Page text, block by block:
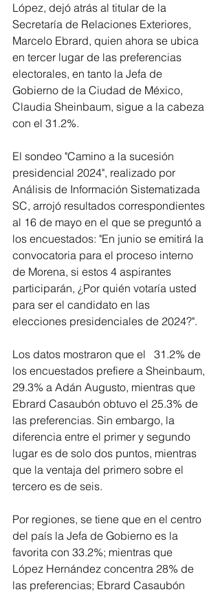
López, dejó atrás al titular de la
Secretaría de Relaciones Exteriores,
Marcelo Ebrard, quien ahora se ubica
en tercer lugar de las preferencias
electorales, en tanto la Jefa de
Gobierno de la Ciudad de México,
Claudia Sheinbaum, sigue a la cabeza
con el 31.2%.
El sondeo "Camino a la sucesión
presidencial 2024", realizado por
Análisis de Información Sistematizada
SC, arrojó resultados correspondientes
al 16 de mayo en el que se preguntó a
los encuestados: "En junio se emitirá la
convocatoria para el proceso interno
de Morena, si estos 4 aspirantes
participarán, ¿Por quién votaría usted
para ser el candidato en las
elecciones presidenciales de 2024?".
Los datos mostraron que el   31.2% de
los encuestados prefiere a Sheinbaum,
29.3% a Adán Augusto, mientras que
Ebrard Casaubón obtuvo el 25.3% de
las preferencias. Sin embargo, la
diferencia entre el primer y segundo
lugar es de solo dos puntos, mientras
que la ventaja del primero sobre el
tercero es de seis.
Por regiones, se tiene que en el centro
del país la Jefa de Gobierno es la
favorita con 33.2%; mientras que
López Hernández concentra 28% de
las preferencias; Ebrard Casaubón